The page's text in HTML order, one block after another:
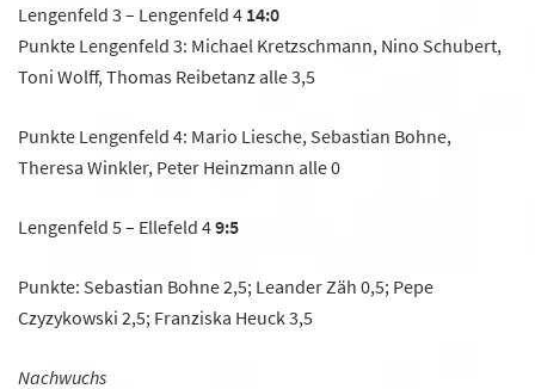
Lengenfeld 3 – Lengenfeld 4 14:0
Punkte Lengenfeld 3: Michael Kretzschmann, Nino Schubert,
Toni Wolff, Thomas Reibetanz alle 3,5
Punkte Lengenfeld 4: Mario Liesche, Sebastian Bohne,
Theresa Winkler, Peter Heinzmann alle 0
Lengenfeld 5 – Ellefeld 49:5
Punkte: Sebastian Bohne 2,5; Leander Zäh 0,5; Pepe
Czyzykowski 2,5; Franziska Heuck 3,5
Nachwuchs